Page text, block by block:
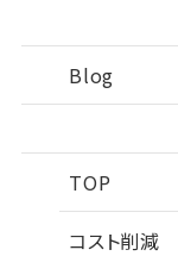
Blog
TOP
コスト削減